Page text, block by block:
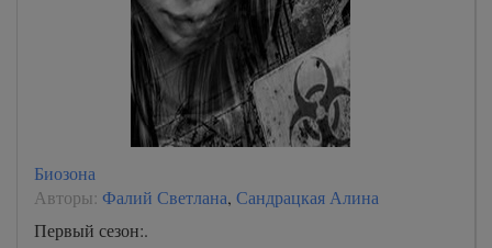
Биозона
Авторы: Фалий Светлана, Сандрацкая Алина
Первый сезон:.